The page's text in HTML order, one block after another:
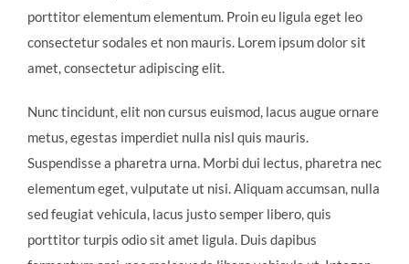
porttitor elementum elementum. Proin eu ligula eget leo
consectetur sodales et non mauris. Lorem ipsum dolor sit
amet, consectetur adipiscing elit.
Nunc tincidunt, elit non cursus euismod, lacus augue ornare
metus, egestas imperdiet nulla nisl quis mauris.
Suspendisse a pharetra urna. Morbi dui lectus, pharetra nec
elementum eget, vulputate ut nisi. Aliquam accumsan, nulla
sed feugiat vehicula, lacus justo semper libero, quis
porttitor turpis odio sit amet ligula. Duis dapibus